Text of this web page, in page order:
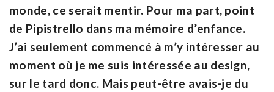
monde, ce serait mentir. Pour ma part, point
de Pipistrello dans ma mémoire d’enfance.
J’ai seulement commencé à m’y intéresser au
moment où je me suis intéressée au design,
sur le tard donc. Mais peut-être avais-je du